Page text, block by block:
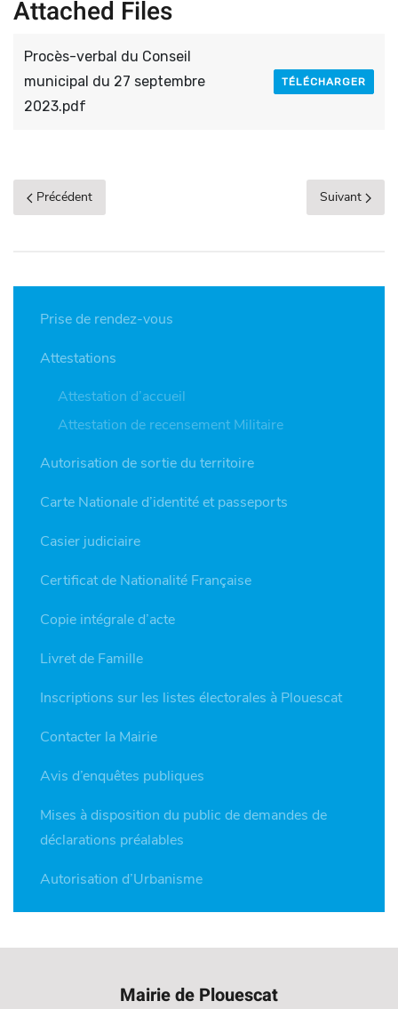
Attached Files
Procès-verbal du Conseil
municipal du 27 septembre
2023.pdf
TÉLÉCHARGER
Précédent Suivant
Prise de rendez-vous
Attestations
Attestation d’accueil
Attestation de recensement Militaire
Autorisation de sortie du territoire
Carte Nationale d’identité et passeports
Casier judiciaire
Certificat de Nationalité Française
Copie intégrale d’acte
Livret de Famille
Inscriptions sur les listes électorales à Plouescat
Contacter la Mairie
Avis d’enquêtes publiques
Mises à disposition du public de demandes de
déclarations préalables
Autorisation d’Urbanisme
Mairie de Plouescat